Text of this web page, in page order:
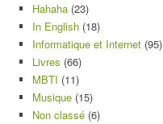
Hahaha (23)
In English (18)
Informatique et Internet (95)
Livres (66)
MBTI (11)
Musique (15)
Non classé (6)